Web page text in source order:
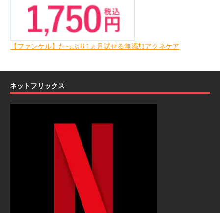
【ファンケル】たっぷり1ヵ月試せる無添加アクネケア
ネットフリックス